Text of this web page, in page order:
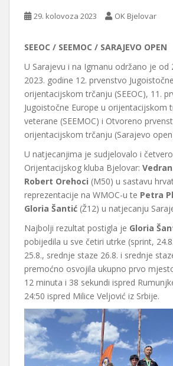
29. kolovoza 2023 OK Bjelovar
SEEOC / SEEMOC / SARAJEVO OPEN
U Sarajevu i na Igmanu održano je od
2023. godine 12. prvenstvo
orijentacijskom trčanju (SEEOC), 11.
Jugoistočne Europe u orijentacijskom
veterane (SEEMOC) i Otvoreno
orijentacijskom trčanju (Sarajevo
U natjecanjima je sudjelovalo i
Orijentacijskog kluba Bjelovar:
Robert Orehoci (M50) u sastavu
reprezentacije na WMOC-u te Petra
Gloria Šantić (Ž12) u natjecanju
Najbolji rezultat postigla je Gloria
pobijedila u sve četiri utrke (sprint,
25.8., srednje staze 26.8. i srednje
premoćno osvojila ukupno prvo
12 minuta i 38 sekundi ispred
24:50 ispred Milice Veljović iz Srbije.